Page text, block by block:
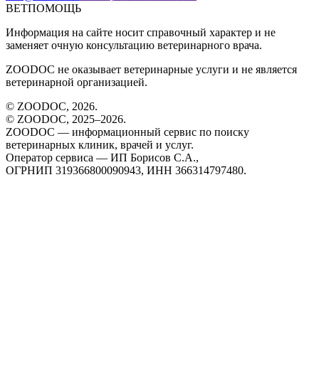
ВЕТПОМОЩЬ
Информация на сайте носит справочный характер и не
заменяет очную консультацию ветеринарного врача.
ZOODOC не оказывает ветеринарные услуги и не является
ветеринарной организацией.
© ZOODOC, 2026.
© ZOODOC, 2025–2026.
ZOODOC — информационный сервис по поиску
ветеринарных клиник, врачей и услуг.
Оператор сервиса — ИП Борисов С.А.,
ОГРНИП 319366800090943, ИНН 366314797480.